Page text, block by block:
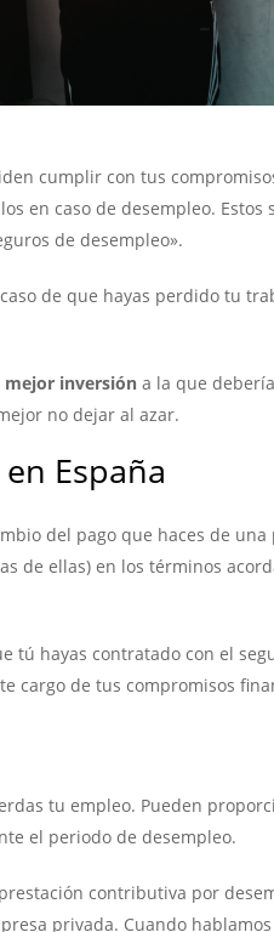
cumplir con tus
en caso de desempleo. Estos
de desempleo».
de que hayas perdido tu
mejor inversión a la que
no dejar al azar.
España
del pago que haces de una
de ellas) en los términos
tú hayas contratado con el
cargo de tus compromisos
tu empleo. Pueden
el periodo de desempleo.
prestación contributiva por
privada. Cuando